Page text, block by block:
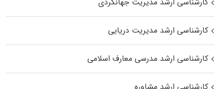
کارشناسی ارشد مدیریت دریایی
کارشناسی ارشد مدرسی معارف اسلامی